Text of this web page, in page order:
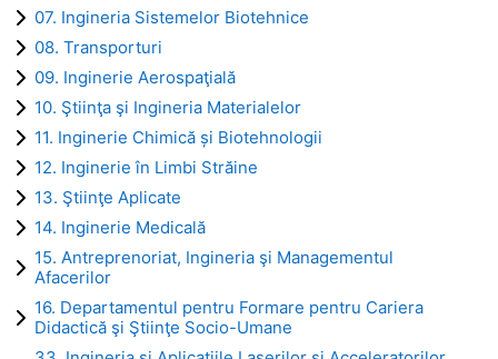
07. Ingineria Sistemelor Biotehnice
08. Transporturi
09. Inginerie Aerospaţială
10. Ştiinţa şi Ingineria Materialelor
11. Inginerie Chimică și Biotehnologii
12. Inginerie în Limbi Străine
13. Ştiinţe Aplicate
14. Inginerie Medicală
15. Antreprenoriat, Ingineria şi Managementul
Afacerilor
16. Departamentul pentru Formare pentru Cariera
Didactică şi Ştiinţe Socio-Umane